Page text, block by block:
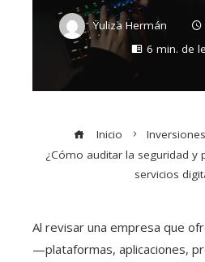
Yuliza Hermán
6 min. de
Inicio
¿Cómo auditar la seguridad y
servicios
Al revisar una empresa que
—plataformas, aplicaciones,